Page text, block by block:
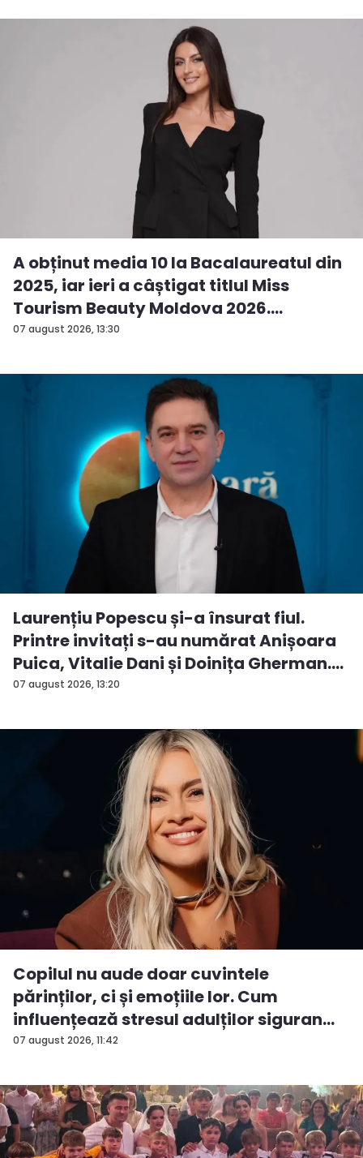
07 august 2026, 13:30
A obținut media 10 la Bacalaureatul din
2025, iar ieri a câștigat titlul Miss
Tourism Beauty Moldova 2026.
Andreea...
07 august 2026, 13:20
Laurențiu Popescu și-a însurat fiul.
Printre invitați s-au numărat Anișoara
Puica, Vitalie Dani și Doinița Gherman.
P...
07 august 2026, 11:42
Copilul nu aude doar cuvintele
părinților, ci și emoțiile lor. Cum
influențează stresul adulților siguran...